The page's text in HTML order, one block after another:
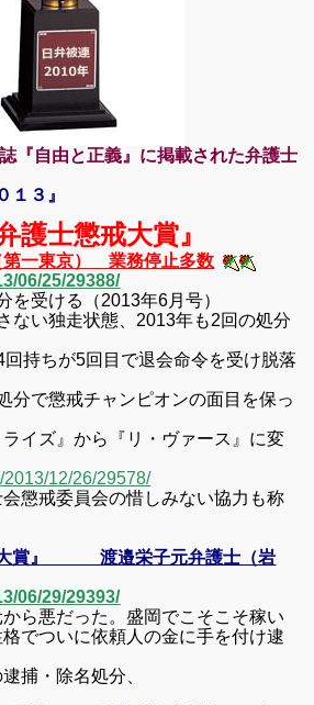
『自由と正義』に掲載された弁護士
１３』
護士懲戒大賞』
第一東京） 業務停止多数
06/25/29388/
を受ける（2013年6月号）
ない独走状態、 2013年も2回の処分
回持ちが5回目で退会命令を受け脱落
分で懲戒チャンピオンの面目を保っ
イズ』から『リ・ヴァース』に変
2013/12/26/29578/
懲戒委員会の惜しみない協力も称
賞』 渡邉栄子元弁護士（岩
06/29/29393/
ら悪だった。盛岡でこそこそ稼い
でついに依頼人の金に手を付け逮
捕・除名処分、